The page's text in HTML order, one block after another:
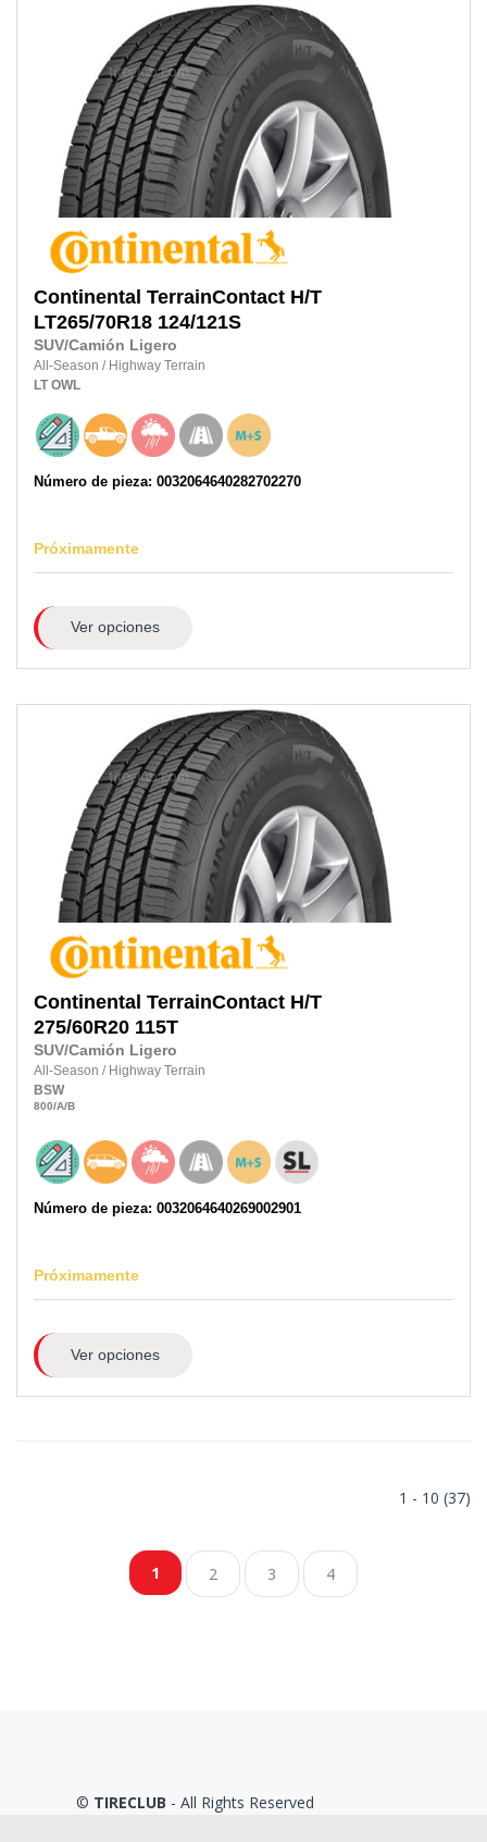
Continental TerrainContact H/T
LT265/70R18 124/121S
SUV/Camión Ligero
All-Season / Highway Terrain
LT OWL
Número de pieza: 0032064640282702270
Próximamente
Ver opciones
Continental TerrainContact H/T
275/60R20 115T
SUV/Camión Ligero
All-Season / Highway Terrain
BSW
800/A/B
Número de pieza: 0032064640269002901
Próximamente
Ver opciones
1 - 10 (37)
1 2 3 4
© TIRECLUB - All Rights Reserved